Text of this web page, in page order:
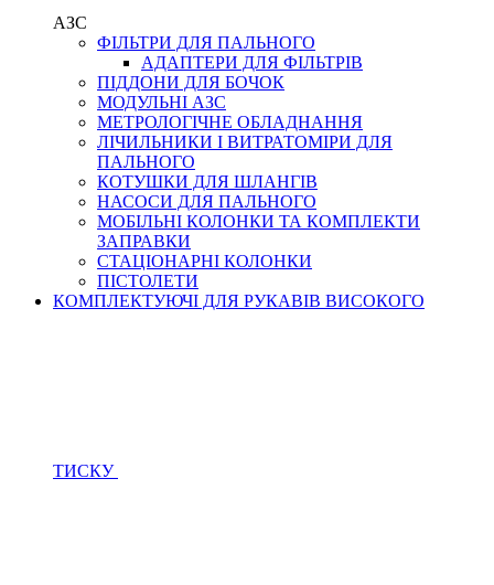
АЗС
ФІЛЬТРИ ДЛЯ ПАЛЬНОГО
АДАПТЕРИ ДЛЯ ФІЛЬТРІВ
ПІДДОНИ ДЛЯ БОЧОК
МОДУЛЬНІ АЗС
МЕТРОЛОГІЧНЕ ОБЛАДНАННЯ
ЛІЧИЛЬНИКИ І ВИТРАТОМІРИ ДЛЯ
ПАЛЬНОГО
КОТУШКИ ДЛЯ ШЛАНГІВ
НАСОСИ ДЛЯ ПАЛЬНОГО
МОБІЛЬНІ КОЛОНКИ ТА КОМПЛЕКТИ
ЗАПРАВКИ
СТАЦІОНАРНІ КОЛОНКИ
ПІСТОЛЕТИ
КОМПЛЕКТУЮЧІ ДЛЯ РУКАВІВ ВИСОКОГО
ТИСКУ